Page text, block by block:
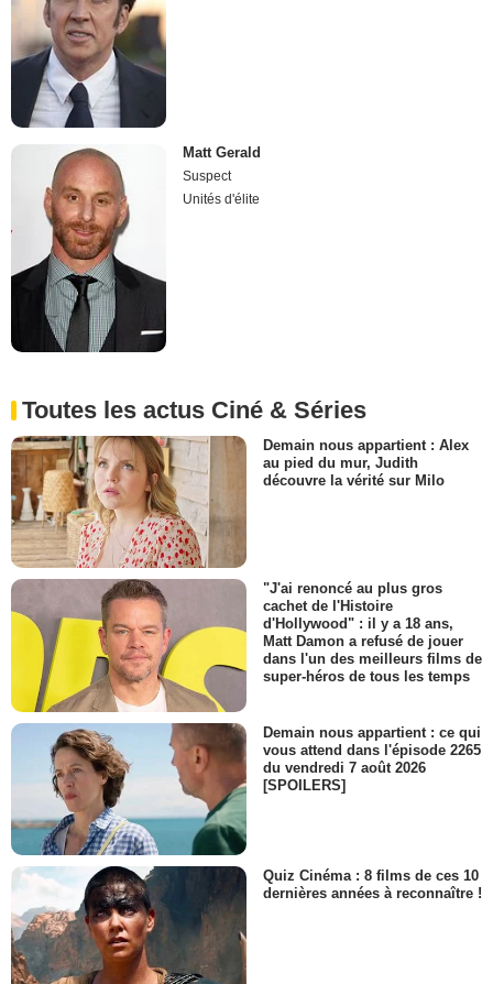
Matt Gerald
Suspect
Unités d'élite
Toutes les actus Ciné & Séries
Demain nous appartient : Alex
au pied du mur, Judith
découvre la vérité sur Milo
"J'ai renoncé au plus gros
cachet de l'Histoire
d'Hollywood" : il y a 18 ans,
Matt Damon a refusé de jouer
dans l'un des meilleurs films de
super-héros de tous les temps
Demain nous appartient : ce qui
vous attend dans l'épisode 2265
du vendredi 7 août 2026
[SPOILERS]
Quiz Cinéma : 8 films de ces 10
dernières années à reconnaître !